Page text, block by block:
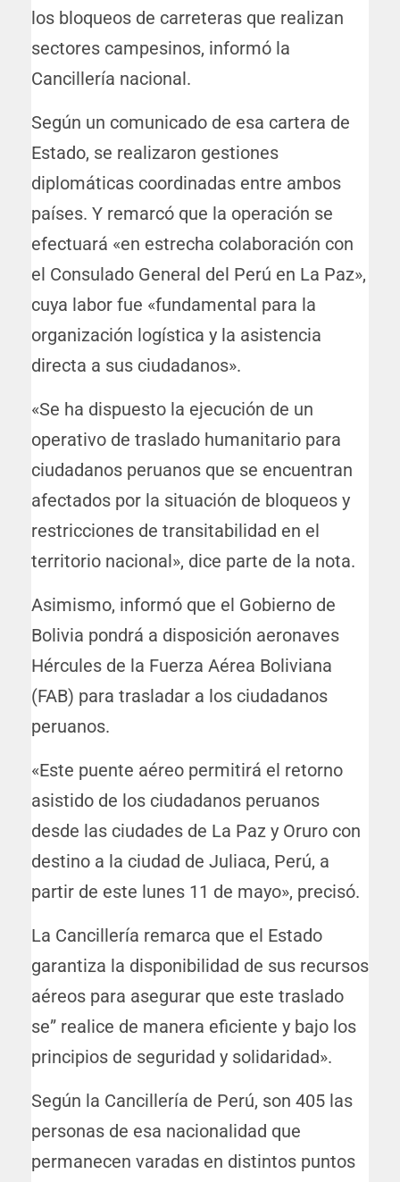
los bloqueos de carreteras que realizan
sectores campesinos, informó la
Cancillería nacional.
Según un comunicado de esa cartera de
Estado, se realizaron gestiones
diplomáticas coordinadas entre ambos
países. Y remarcó que la operación se
efectuará «en estrecha colaboración con
el Consulado General del Perú en La Paz»,
cuya labor fue «fundamental para la
organización logística y la asistencia
directa a sus ciudadanos».
«Se ha dispuesto la ejecución de un
operativo de traslado humanitario para
ciudadanos peruanos que se encuentran
afectados por la situación de bloqueos y
restricciones de transitabilidad en el
territorio nacional», dice parte de la nota.
Asimismo, informó que el Gobierno de
Bolivia pondrá a disposición aeronaves
Hércules de la Fuerza Aérea Boliviana
(FAB) para trasladar a los ciudadanos
peruanos.
«Este puente aéreo permitirá el retorno
asistido de los ciudadanos peruanos
desde las ciudades de La Paz y Oruro con
destino a la ciudad de Juliaca, Perú, a
partir de este lunes 11 de mayo», precisó.
La Cancillería remarca que el Estado
garantiza la disponibilidad de sus recursos
aéreos para asegurar que este traslado
se” realice de manera eficiente y bajo los
principios de seguridad y solidaridad».
Según la Cancillería de Perú, son 405 las
personas de esa nacionalidad que
permanecen varadas en distintos puntos